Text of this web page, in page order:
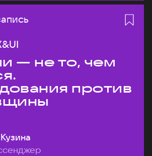
— не то, чем
против